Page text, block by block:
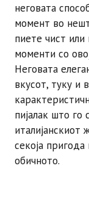
неговата
момент во
пиете чист
моменти со
Неговата
вкусот, туку и
пијалак што го
секоја
обичното.